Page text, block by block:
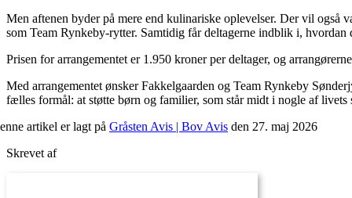
Men aftenen byder på mere end kulinariske oplevelser. Der vil
som Team Rynkeby-rytter. Samtidig får deltagerne indblik i,
Prisen for arrangementet er 1.950 kroner per deltager, og
Med arrangementet ønsker Fakkel­gaarden og Team Rynkeby
fælles formål: at støtte børn og familier, som står midt i nogle af livets
artikel er lagt på Gråsten Avis | Bov Avis den 27. maj 2026
Skrevet af